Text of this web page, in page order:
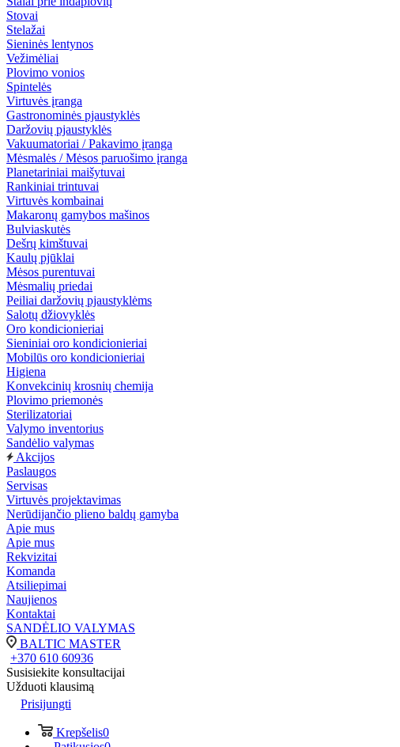
Stovai
Stelažai
Sieninės lentynos
Vežimėliai
Plovimo vonios
Spintelės
Virtuvės įranga
Gastronominės pjaustyklės
Daržovių pjaustyklės
Vakuumatoriai / Pakavimo įranga
Mėsmalės / Mėsos paruošimo įranga
Planetariniai maišytuvai
Rankiniai trintuvai
Virtuvės kombainai
Makaronų gamybos mašinos
Bulviaskutės
Dešrų kimštuvai
Kaulų pjūklai
Mėsos purentuvai
Mėsmalių priedai
Peiliai daržovių pjaustyklėms
Salotų džiovyklės
Oro kondicionieriai
Sieniniai oro kondicionieriai
Mobilūs oro kondicionieriai
Higiena
Konvekcinių krosnių chemija
Plovimo priemonės
Sterilizatoriai
Valymo inventorius
Sandėlio valymas
Akcijos
Paslaugos
Servisas
Virtuvės projektavimas
Nerūdijančio plieno baldų gamyba
Apie mus
Apie mus
Rekvizitai
Komanda
Atsiliepimai
Naujienos
Kontaktai
SANDĖLIO VALYMAS
BALTIC MASTER
+370 610 60936
Susisiekite konsultacijai
Užduoti klausimą
Prisijungti
Krepšelis0